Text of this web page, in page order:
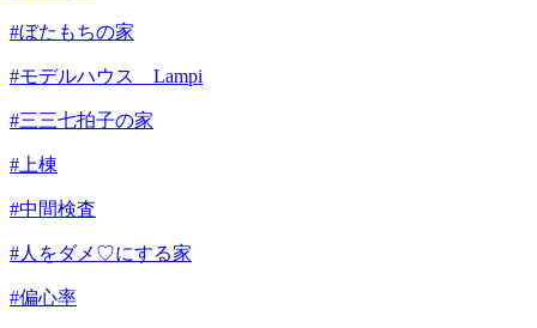
#ぼたもちの家
#モデルハウス Lampi
#三三七拍子の家
#上棟
#中間検査
#人をダメ♡にする家
#偏心率